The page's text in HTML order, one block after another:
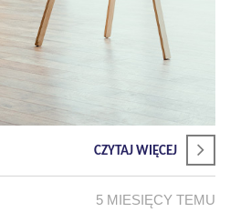
CZYTAJ WIĘCEJ
5 MIESIĘCY TEMU